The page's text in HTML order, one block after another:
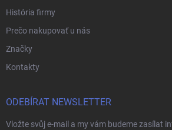
História firmy
Prečo nakupovať u nás
Značky
Kontakty
ODEBÍRAT NEWSLETTER
Vložte svůj e-mail a my vám budeme zasílat